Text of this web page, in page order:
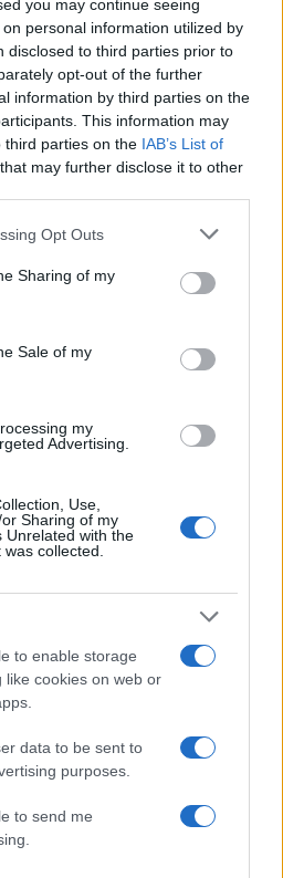
you may continue seeing
personal information utilized by
disclosed to third parties prior to
opt-out of the further
information by third parties on the
This information may
third parties on the IAB’s List of
that may further disclose it to other
app uses one or more Google
behaviour. You may click to
and its third-party tags to
purposes in below Google
Opt Outs
Sharing of my
Sale of my
my
Advertising.
Use,
Sharing of my
Unrelated with the
collected.
to enable storage
like cookies on web or
data to be sent to
purposes.
to send me
εδώ
σχολίου
Χρήσηςτης Google.
το
Δύο νεκροί σε τροχαίο
συγκρούστηκε με